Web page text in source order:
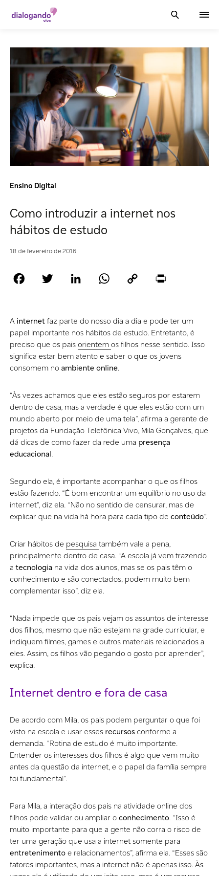
Ensino Digital
Como introduzir a internet nos
hábitos de estudo
18 de fevereiro de 2016
Facebook Twitter LinkedIn WhatsAppCopy
A internetfaz parte do nosso dia a dia e pode ter um
papel importante nos hábitos de estudo. Entretanto, é
preciso que os paisorientemos filhos nesse sentido. Isso
significa estar bem atento e saber o que os jovens
consomem noambiente online.
“Às vezes achamos que eles estão seguros por estarem
dentro de casa, mas a verdade é que eles estão com um
mundo aberto por meio de uma tela”, afirma a gerente de
projetos da Fundação Telefônica Vivo, Mila Gonçalves, que
dá dicas de como fazer da rede uma presença
educacional.
Segundo ela, é importante acompanhar o que os filhos
estão fazendo. “É bom encontrar um equilíbrio no uso da
internet”, diz ela. “Não no sentido de censurar, mas de
explicar que na vida há hora para cada tipo de conteúdo”.
Criar hábitos de pesquisa também vale a pena,
principalmente dentro de casa. “A escola já vem trazendo
a tecnologia na vida dos alunos, mas se os pais têm o
conhecimento e são conectados, podem muito bem
complementar isso”, diz ela.
“Nada impede que os pais vejam os assuntos de interesse
dos filhos, mesmo que não estejam na grade curricular, e
indiquem filmes, games e outros materiais relacionados a
eles. Assim, os filhos vão pegando o gosto por aprender”,
explica.
Internet dentro e fora de casa
De acordo com Mila, os pais podem perguntar o que foi
visto na escola e usar esses recursosconforme a
demanda. “Rotina de estudo é muito importante.
Entender os interesses dos filhos é algo que vem muito
antes da questão da internet, e o papel da família sempre
foi fundamental”.
Para Mila, a interação dos pais na atividade online dos
filhos pode validar ou ampliar oconhecimento. “Isso é
muito importante para que a gente não corra o risco de
ter uma geração que usa a internet somente para
entretenimentoe relacionamentos”, afirma ela. “Esses são
fatores importantes, mas a internet não é apenas isso. Às